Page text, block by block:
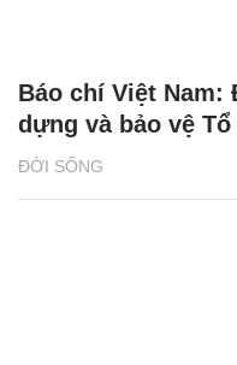
ĐỜI SỐNG
Báo chí Việt
dựng và bảo vệ